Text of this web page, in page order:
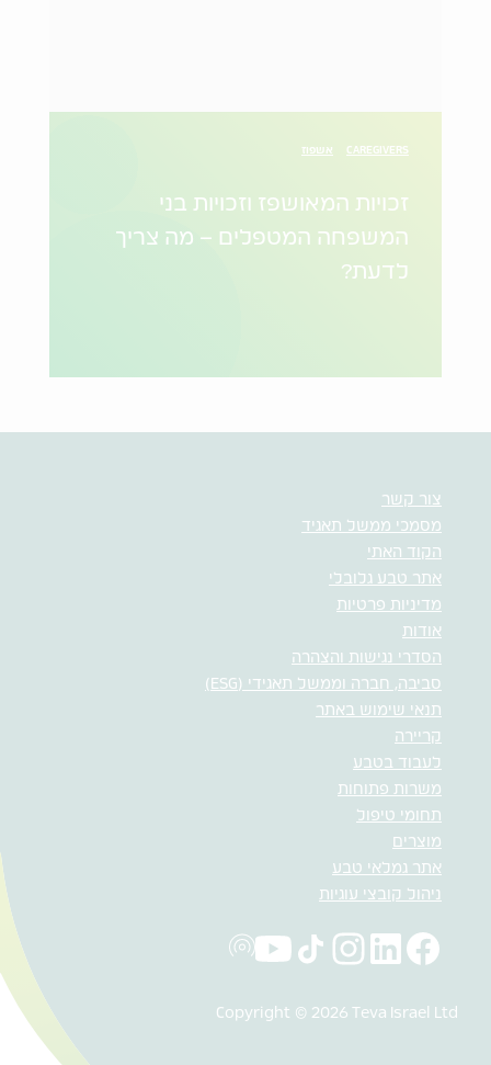
CAREGIVERS אשפוז
זכויות המאושפז וזכויות בני
המשפחה המטפלים – מה צריך
לדעת?
צור קשר
מסמכי ממשל תאגיד
הקוד האתי
אתר טבע גלובלי
מדיניות פרטיות
אודות
הסדרי נגישות והצהרה
סביבה, חברה וממשל תאגידי (ESG)
תנאי שימוש באתר
קריירה
לעבוד בטבע
משרות פתוחות
תחומי טיפול
מוצרים
אתר גמלאי טבע
ניהול קובצי עוגיות
Copyright © 2026 Teva Israel Ltd